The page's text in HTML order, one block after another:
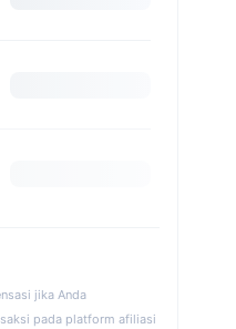
jika Anda
pada platform afiliasi